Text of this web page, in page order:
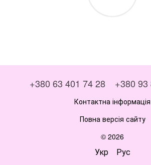
+380 63 401 74 28 +380 93
Контактна інформація
Повна версія сайту
© 2026
Укр Рус